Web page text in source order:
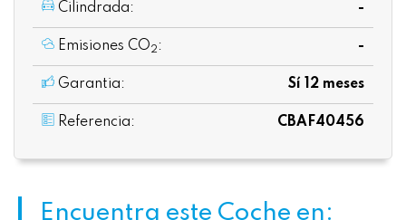
Cilindrada: -
Emisiones CO2 : -
Garantia: Sí 12 meses
Referencia: CBAF40456
Encuentra este Coche en: